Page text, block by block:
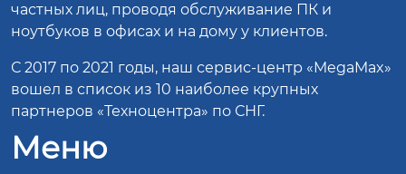
частных лиц, проводя обслуживание ПК и
ноутбуков в офисах и на дому у клиентов.
С 2017 по 2021 годы, наш сервис-центр «MegaMax»
вошел в список из 10 наиболее крупных
партнеров «Техноцентра» по СНГ.
Меню